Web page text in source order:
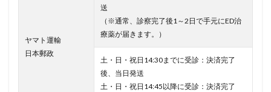
ヤマト運輸
日本郵政
送
（※通常、診察完了後1～2日で手元にED治
療薬が届きます。）
土・日・祝日14:30までに受診：決済完了
後、当日発送
土・日・祝日14:45以降に受診：決済完了